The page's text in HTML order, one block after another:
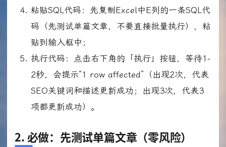
粘贴SQL代码：先复制Excel中E列的一条SQL代
码（先测试单篇文章，不要直接批量执行），粘
贴到输入框中；
执行代码：点击右下角的「执行」按钮，等待1-
2秒，会提示“1 row affected”（出现2次，代表
SEO关键词和描述更新成功；出现3次，代表3
项都更新成功）。
2. 必做：先测试单篇文章（零风险）